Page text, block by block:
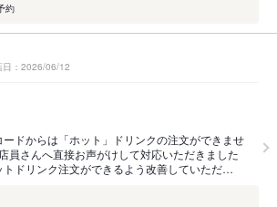
約
日：2026/06/12
ドからは「ホット」ドリンクの注文ができませ
員さんへ直接お声がけして対応いただきました
ドリンク注文ができるよう改善していただ…